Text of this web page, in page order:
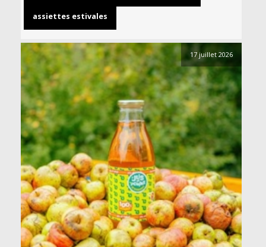
assiettes estivales
17 juillet 2026